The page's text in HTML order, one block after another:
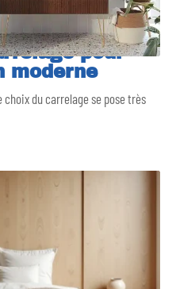
pour
moderne
choix du carrelage se pose très